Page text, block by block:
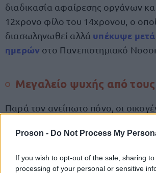
Proson - Do Not Process My
If you wish to opt-out of the sale, sharing
processing of your personal or sensitive
διαδικασία αφαίρεσης οργάνων
12χρονο φίλο του 14χρονου, ο
διασωληνωθεί αλλά υπέκυψε
ημερών στο Πανεπιστημιακό
Μεγαλείο ψυχής από τους
Παρά τον ανείπωτο πόνο, οι
παιδιών αποφάσισαν, έπειτα από
γιατρών της Μονάδας Εντατικής
ασθενείς που περιμένουν τη δική